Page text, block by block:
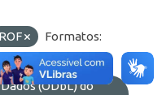
ROF
Formatos:
(ODbL) do